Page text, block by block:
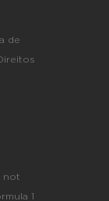
de
not
1